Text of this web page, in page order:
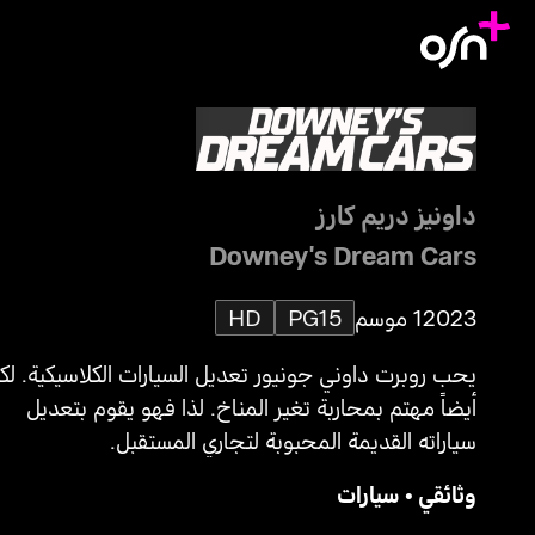
داونيز دريم كارز
Downey's Dream Cars
20231 موسم PG15
HD
يحب روبرت داوني جونيور تعديل السيارات الكلاسيكية.
أيضاً مهتم بمحاربة تغير المناخ. لذا فهو يقوم بتعديل
سياراته القديمة المحبوبة لتجاري المستقبل.
وثائقي •سيارات